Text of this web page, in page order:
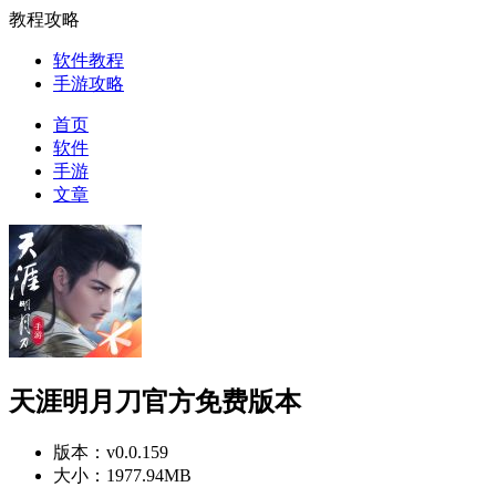
教程攻略
软件教程
手游攻略
首页
软件
手游
文章
天涯明月刀官方免费版本
版本： v0.0.159
大小： 1977.94MB